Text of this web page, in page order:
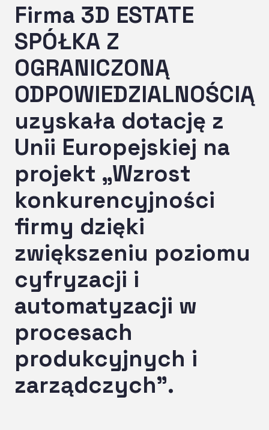
Firma 3D ESTATE
SPÓŁKA Z
OGRANICZONĄ
ODPOWIEDZIALNOŚCIĄ
uzyskała dotację z
Unii Europejskiej na
projekt „Wzrost
konkurencyjności
firmy dzięki
zwiększeniu poziomu
cyfryzacji i
automatyzacji w
procesach
produkcyjnych i
zarządczych”.